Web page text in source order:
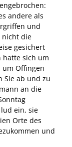
andere als
und
nicht die
gesichert
hatte sich um
Offingen
Sie ab und zu
an die
ein, sie
Orte des
und